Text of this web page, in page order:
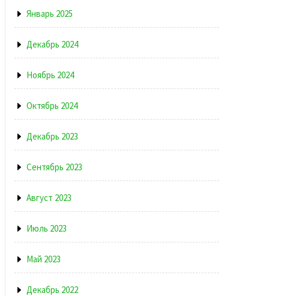
Январь 2025
Декабрь 2024
Ноябрь 2024
Октябрь 2024
Декабрь 2023
Сентябрь 2023
Август 2023
Июль 2023
Май 2023
Декабрь 2022